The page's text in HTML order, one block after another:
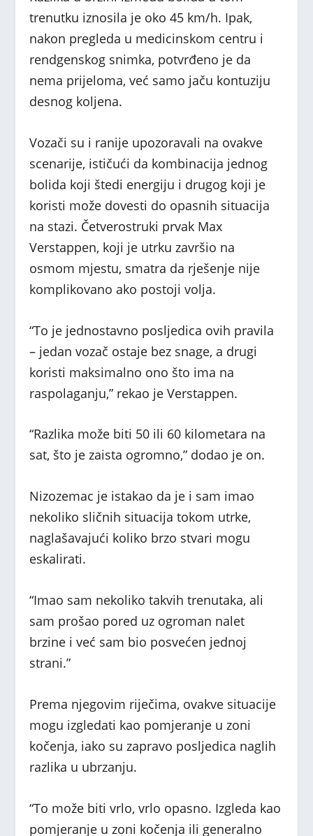
trenutku iznosila je oko 45 km/h. Ipak,
nakon pregleda u medicinskom centru i
rendgenskog snimka, potvrđeno je da
nema prijeloma, već samo jaču kontuziju
desnog koljena.
Vozači su i ranije upozoravali na ovakve
scenarije, ističući da kombinacija jednog
bolida koji štedi energiju i drugog koji je
koristi može dovesti do opasnih situacija
na stazi. Četverostruki prvak Max
Verstappen, koji je utrku završio na
osmom mjestu, smatra da rješenje nije
komplikovano ako postoji volja.
“To je jednostavno posljedica ovih pravila
– jedan vozač ostaje bez snage, a drugi
koristi maksimalno ono što ima na
raspolaganju,” rekao je Verstappen.
“Razlika može biti 50 ili 60 kilometara na
sat, što je zaista ogromno,” dodao je on.
Nizozemac je istakao da je i sam imao
nekoliko sličnih situacija tokom utrke,
naglašavajući koliko brzo stvari mogu
eskalirati.
“Imao sam nekoliko takvih trenutaka, ali
sam prošao pored uz ogroman nalet
brzine i već sam bio posvećen jednoj
strani.”
Prema njegovim riječima, ovakve situacije
mogu izgledati kao pomjeranje u zoni
kočenja, iako su zapravo posljedica naglih
razlika u ubrzanju.
“To može biti vrlo, vrlo opasno. Izgleda kao
pomjeranje u zoni kočenja ili generalno